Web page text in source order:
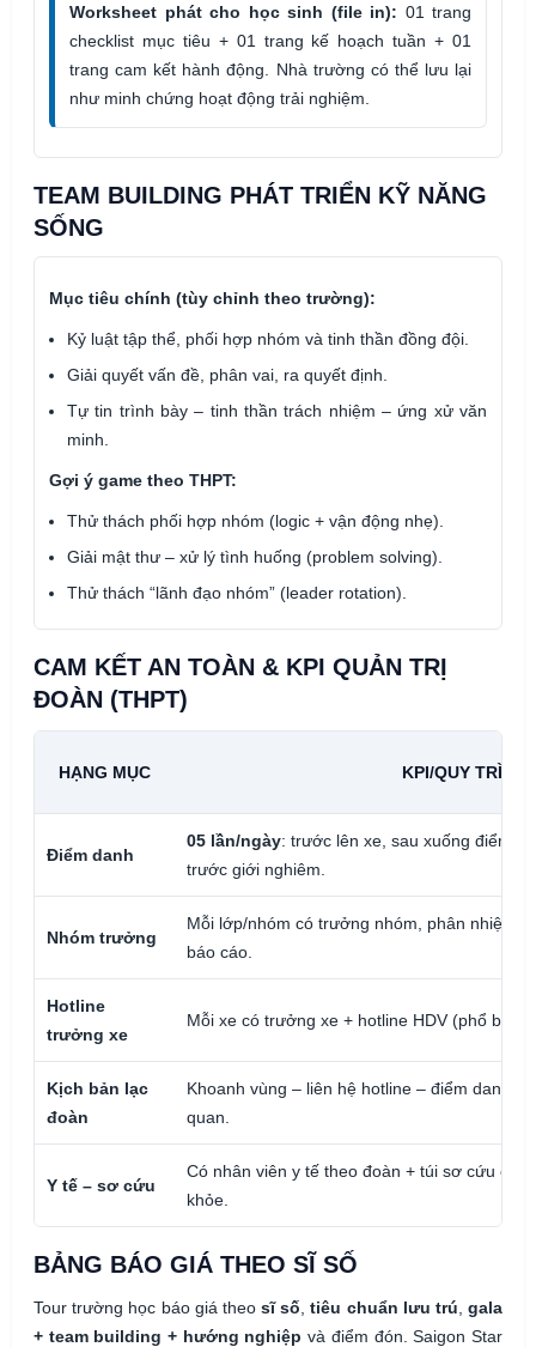
Worksheet phát cho học sinh (file in): 01 trang
checklist mục tiêu + 01 trang kế hoạch tuần + 01
trang cam kết hành động. Nhà trường có thể lưu lại
như minh chứng hoạt động trải nghiệm.
TEAM BUILDING PHÁT TRIỂN KỸ NĂNG
SỐNG
Mục tiêu chính (tùy chỉnh theo trường):
Kỷ luật tập thể, phối hợp nhóm và tinh thần đồng đội.
Giải quyết vấn đề, phân vai, ra quyết định.
Tự tin trình bày – tinh thần trách nhiệm – ứng xử văn
minh.
Gợi ý game theo THPT:
Thử thách phối hợp nhóm (logic + vận động nhẹ).
Giải mật thư – xử lý tình huống (problem solving).
Thử thách “lãnh đạo nhóm” (leader rotation).
CAM KẾT AN TOÀN & KPI QUẢN TRỊ
ĐOÀN (THPT)
HẠNG MỤC KPI/QUY TRÌNH
Điểm danh
05 lần/ngày: trước lên xe, sau xuống điểm,
trước giới nghiêm.
Nhóm trưởng
Mỗi lớp/nhóm có trưởng nhóm, phân nhiệm
báo cáo.
Hotline
trưởng xe
Mỗi xe có trưởng xe + hotline HDV (phổ biến
Kịch bản lạc
đoàn
Khoanh vùng – liên hệ hotline – điểm danh –
quan.
Y tế – sơ cứu
Có nhân viên y tế theo đoàn + túi sơ cứu cơ
khỏe.
BẢNG BÁO GIÁ THEO SĨ SỐ
Tour trường học báo giá theo sĩ số ,tiêu chuẩn lưu trú ,gala
+ team building + hướng nghiệp và điểm đón. Saigon Star